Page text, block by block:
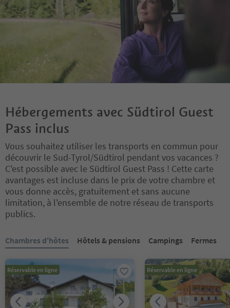
Hébergements avec Südtirol Guest
Pass inclus
Vous souhaitez utiliser les transports en commun pour
découvrir le Sud-Tyrol/Südtirol pendant vos vacances ?
C'est possible avec le Südtirol Guest Pass ! Cette carte
avantages est incluse dans le prix de votre chambre et
vous donne accès, gratuitement et sans aucune
limitation, à l'ensemble de notre réseau de transports
publics.
Chambres d'hôtes Hôtels & pensions Campings Fermes
Réservable en ligne Réservable en ligne